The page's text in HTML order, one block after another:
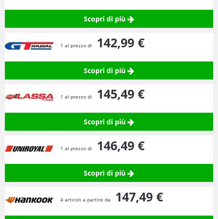
Scopri di più
1 al prezzo di 142,99 €
Scopri di più
1 al prezzo di 145,49 €
Scopri di più
1 al prezzo di 146,49 €
Scopri di più
4 articoli a partire da 147,49 €